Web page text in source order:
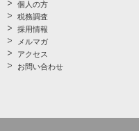
個人の方
税務調査
採用情報
メルマガ
アクセス
お問い合わせ